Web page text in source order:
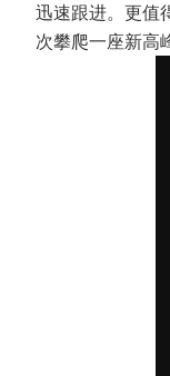
迅速跟进。更值
次攀爬一座新高